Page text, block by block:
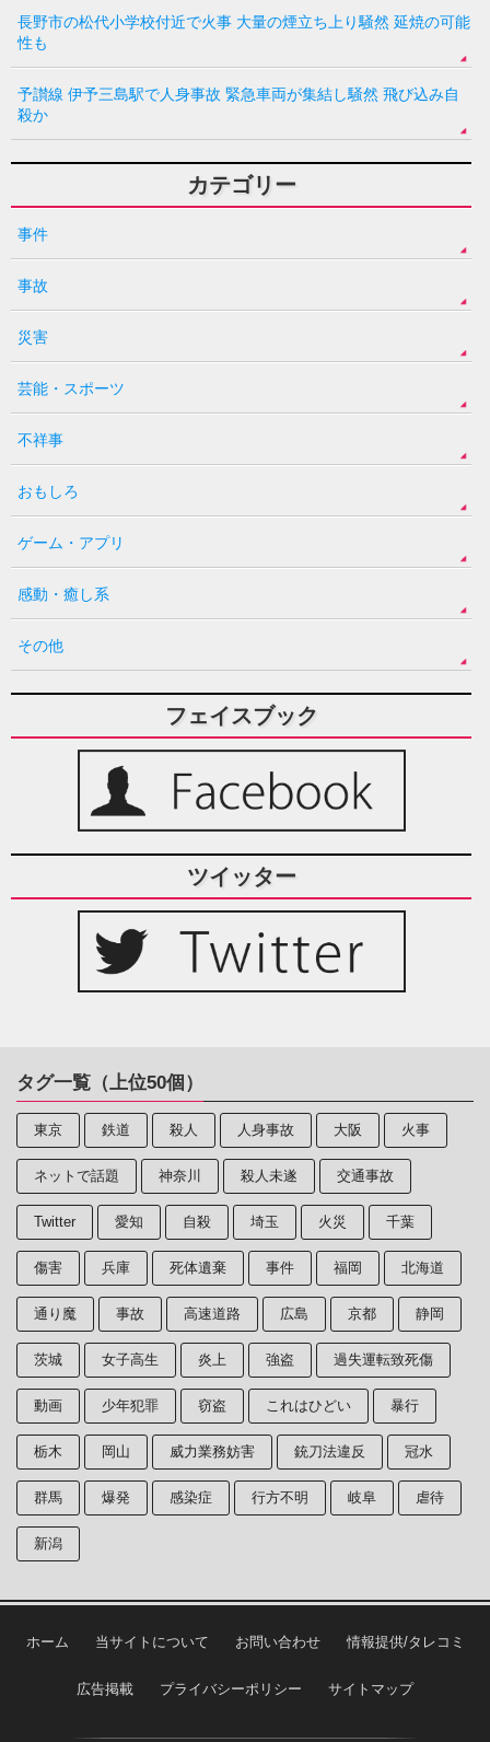
長野市の松代小学校付近で火事 大量の煙立ち上り騒然 延焼の可能
性も
予讃線 伊予三島駅で人身事故 緊急車両が集結し騒然 飛び込み自
殺か
カテゴリー
事件
事故
災害
芸能・スポーツ
不祥事
おもしろ
ゲーム・アプリ
感動・癒し系
その他
フェイスブック
ツイッター
タグ一覧（上位50個）
東京 鉄道 殺人 人身事故 大阪 火事
ネットで話題 神奈川 殺人未遂 交通事故
Twitter 愛知 自殺 埼玉 火災 千葉
傷害 兵庫 死体遺棄 事件 福岡 北海道
通り魔 事故 高速道路 広島 京都 静岡
茨城 女子高生 炎上 強盗 過失運転致死傷
動画 少年犯罪 窃盗 これはひどい 暴行
栃木 岡山 威力業務妨害 銃刀法違反 冠水
群馬 爆発 感染症 行方不明 岐阜 虐待
新潟
ホーム 当サイトについて お問い合わせ 情報提供/タレコミ
広告掲載 プライバシーポリシー サイトマップ